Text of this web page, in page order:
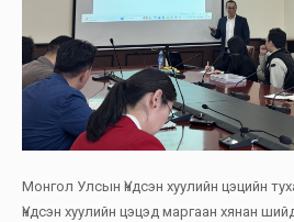
Монгол Улсын Үндсэн хуулийн цэцийн
Үндсэн хуулийн цэцэд маргаан хянан